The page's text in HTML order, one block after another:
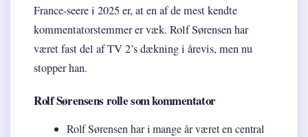
France-seere i 2025 er, at en af de mest kendte
kommentatorstemmer er væk. Rolf Sørensen har
været fast del af TV 2’s dækning i årevis, men nu
stopper han.
Rolf Sørensens rolle som kommentator
Rolf Sørensen har i mange år været en central